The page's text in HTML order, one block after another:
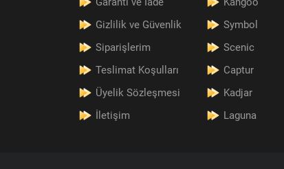
Gizlilik ve Güvenlik
Siparişlerim
Teslimat Koşulları
Üyelik Sözleşmesi
İletişim
Symbol
Scenic
Captur
Kadjar
Laguna